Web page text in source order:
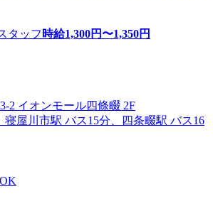
タッフ 時給1,300円〜1,350円
2 イオンモール四條畷 2F
寝屋川市駅 バス15分、四条畷駅 バス16